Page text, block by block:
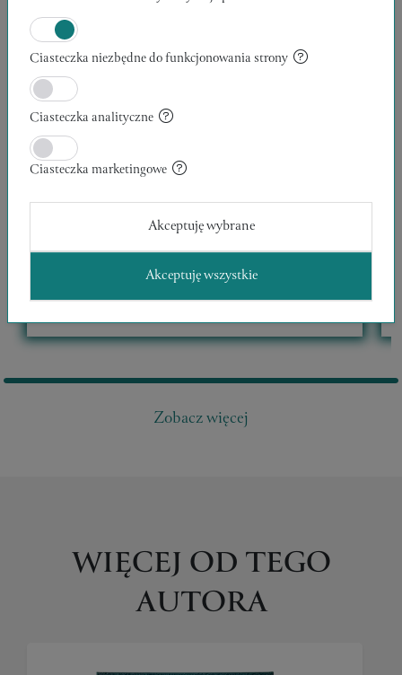
Zweryfikowany Artysta
POLECANEPROMOWANE
Zobacz więcej
WIĘCEJ OD TEGO
AUTORA
Ciasteczka niezbędne do funkcjonowania strony
Ciasteczka analityczne
Ciasteczka marketingowe
Akceptuję wybrane
Akceptuję wszystkie